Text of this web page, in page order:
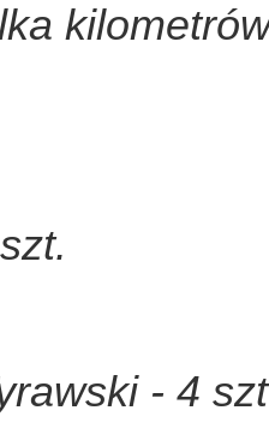
- 4